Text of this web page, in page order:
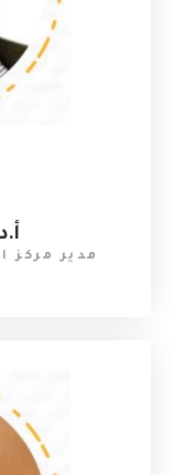
مدير مركز